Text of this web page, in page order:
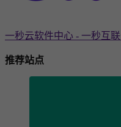
一秒云软件中心 - 一秒互
推荐站点